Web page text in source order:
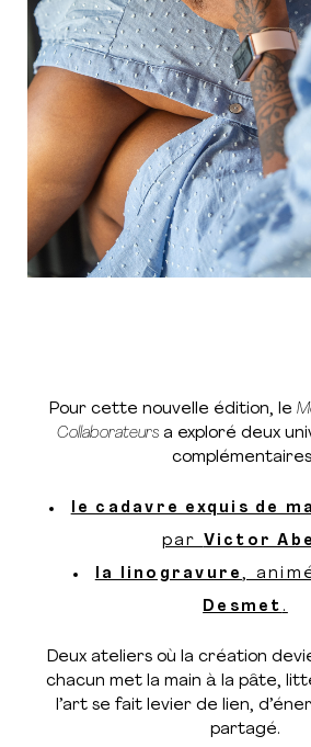
Pour cette nouvelle édition, le
Collaborateurs a exploré deux
le cadavre exquis de
par Victor
la linogravure,
Desmet .
Deux ateliers où la création
chacun met la main à la pâte,
l’art se fait levier de lien,
partagé.